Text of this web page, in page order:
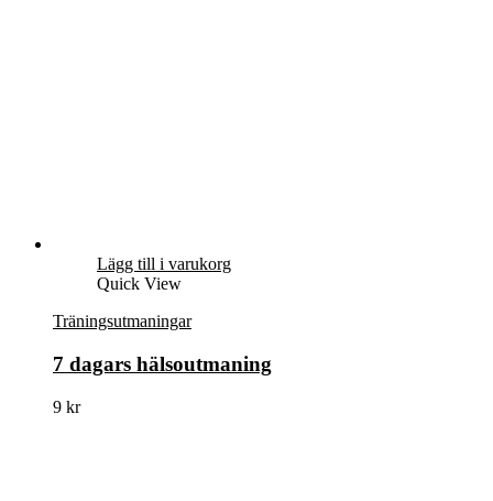
Lägg till i varukorg
Quick View
Träningsutmaningar
7 dagars hälsoutmaning
9 kr